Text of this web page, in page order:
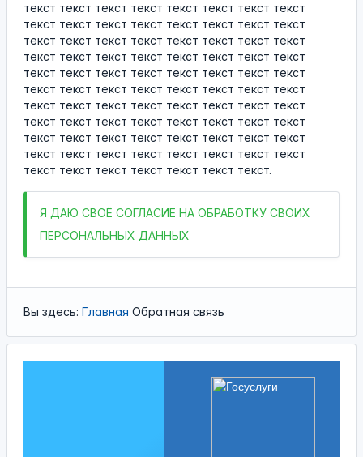
текст текст текст текст текст текст текст текст
текст текст текст текст текст текст текст текст
текст текст текст текст текст текст текст текст
текст текст текст текст текст текст текст текст
текст текст текст текст текст текст текст текст
текст текст текст текст текст текст текст текст
текст текст текст текст текст текст текст текст
текст текст текст текст текст текст текст текст
текст текст текст текст текст текст текст текст
текст текст текст текст текст текст текст текст
текст текст текст текст текст текст текст.
Я ДАЮ СВОЁ СОГЛАСИЕ НА ОБРАБОТКУ СВОИХ
ПЕРСОНАЛЬНЫХ ДАННЫХ
Вы здесь: Главная Обратная связь